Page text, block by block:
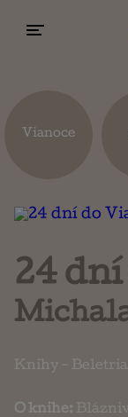
Vianoce
24
Knihy - Beletria
O knihe: